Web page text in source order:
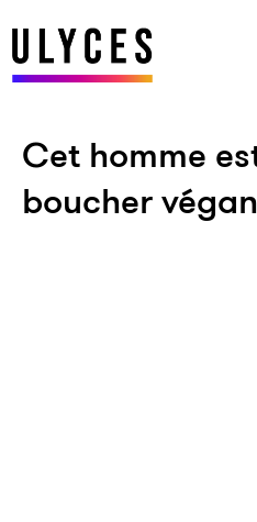
Cet homme
boucher végan